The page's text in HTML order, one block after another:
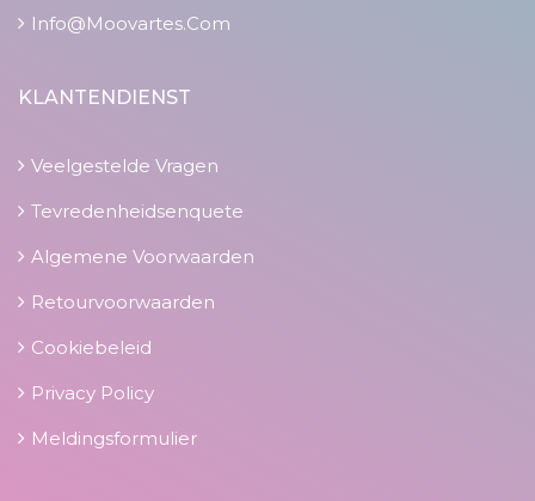
Info@moovartes.com
KLANTENDIENST
Veelgestelde Vragen
Tevredenheidsenquete
Algemene Voorwaarden
Retourvoorwaarden
Cookiebeleid
Privacy Policy
Meldingsformulier